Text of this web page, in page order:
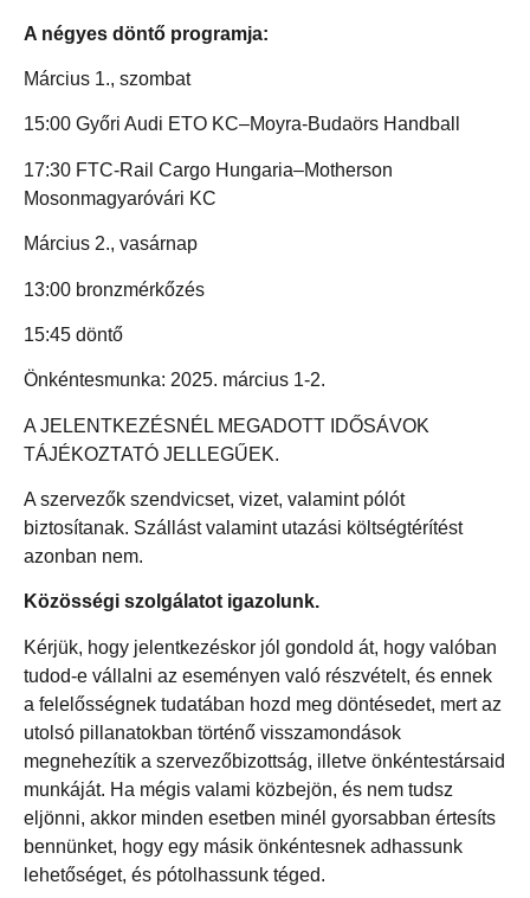
A négyes döntő programja:
Március 1., szombat
15:00 Győri Audi ETO KC–Moyra-Budaörs Handball
17:30 FTC-Rail Cargo Hungaria–Motherson
Mosonmagyaróvári KC
Március 2., vasárnap
13:00 bronzmérkőzés
15:45 döntő
Önkéntesmunka: 2025. március 1-2.
A JELENTKEZÉSNÉL MEGADOTT IDŐSÁVOK
TÁJÉKOZTATÓ JELLEGŰEK.
A szervezők szendvicset, vizet, valamint pólót
biztosítanak. Szállást valamint utazási költségtérítést
azonban nem.
Közösségi szolgálatot igazolunk.
Kérjük, hogy jelentkezéskor jól gondold át, hogy valóban
tudod-e vállalni az eseményen való részvételt, és ennek
a felelősségnek tudatában hozd meg döntésedet, mert az
utolsó pillanatokban történő visszamondások
megnehezítik a szervezőbizottság, illetve önkéntestársaid
munkáját. Ha mégis valami közbejön, és nem tudsz
eljönni, akkor minden esetben minél gyorsabban értesíts
bennünket, hogy egy másik önkéntesnek adhassunk
lehetőséget, és pótolhassunk téged.